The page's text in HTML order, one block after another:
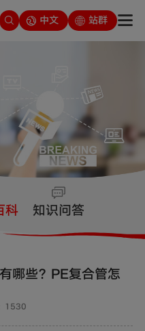
中文 站群
科 知识问答
哪些？PE复合管怎
1530